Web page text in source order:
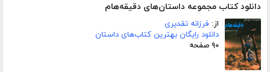
دانلود کتاب مجموعه داستان‌های دقیقه‌هام
از: فرزانه تقدیری
دانلود رایگان بهترین کتاب‌های داستان
۹۰ صفحه